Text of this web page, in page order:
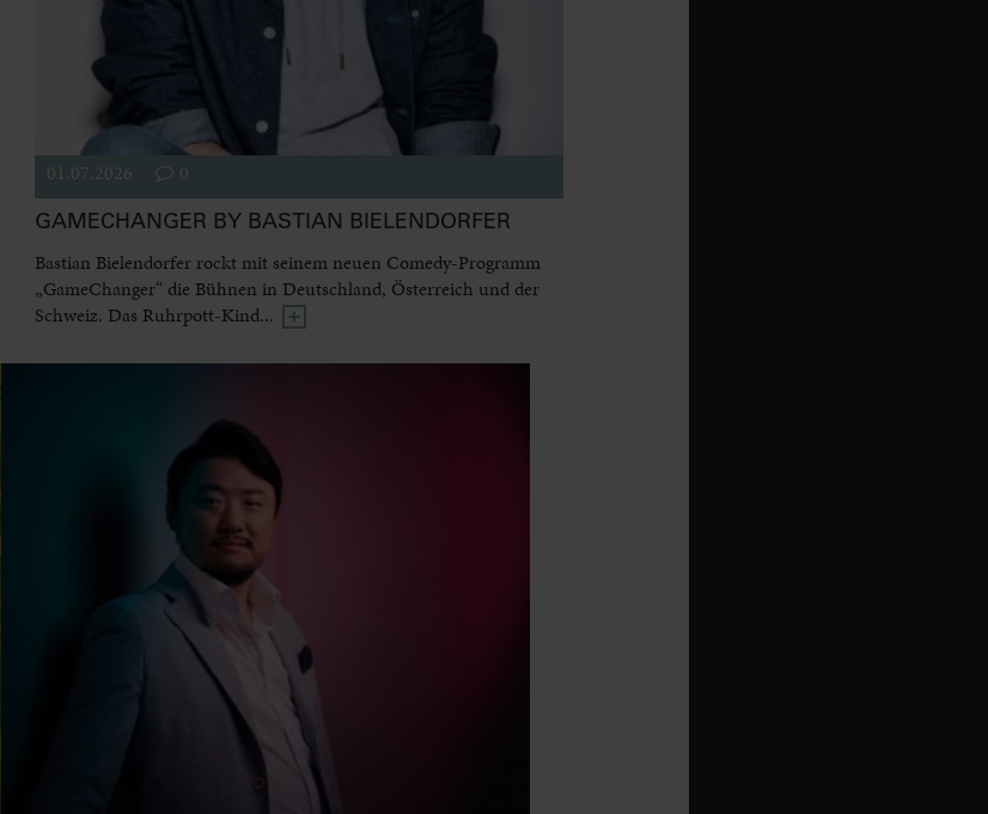
01.07.2026 0
GAMECHANGER BY BASTIAN BIELENDORFER
Bastian Bielendorfer rockt mit seinem neuen Comedy-Programm
„GameChanger“ die Bühnen in Deutschland, Österreich und der
Schweiz. Das Ruhrpott-Kind...